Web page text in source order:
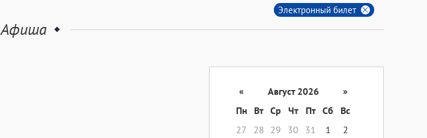
Электронный билет
Афиша
« Август 2026
»
Пн
Вт Ср Чт Пт Сб
Вс
27
28 29 30 31 1
2